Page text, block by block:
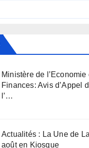
Ministère de l’Economie
Finances: Avis d’Appel
l’…
Actualités : La Une de
août en Kiosque